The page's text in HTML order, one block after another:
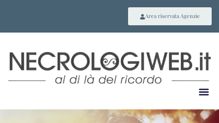
Area riservata Agenzie